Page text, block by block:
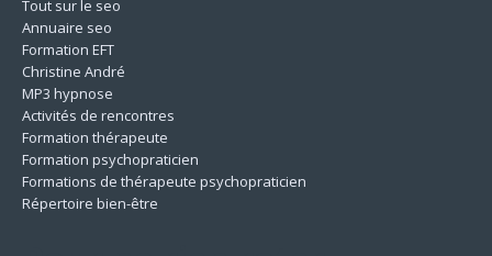
Tout sur le seo
Annuaire seo
Formation EFT
Christine André
MP3 hypnose
Activités de rencontres
Formation thérapeute
Formation psychopraticien
Formations de thérapeute psychopraticien
Répertoire bien-être